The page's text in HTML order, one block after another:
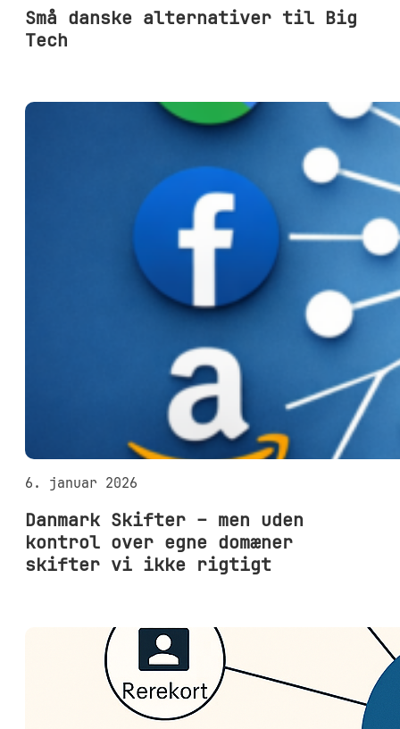
Små danske alternativer til Big
Tech
6. januar 2026
Danmark Skifter – men uden
kontrol over egne domæner
skifter vi ikke rigtigt